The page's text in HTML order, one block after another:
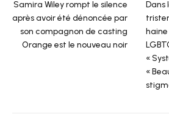
Samira Wiley rompt le silence
après avoir été dénoncée par
son compagnon de casting
Orange est le nouveau noir
Dans
«
«